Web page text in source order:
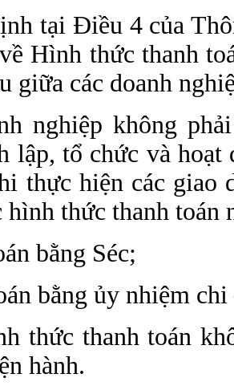
tại Điều 4 của
Hình thức thanh
giữa các doanh
nghiệp không
lập, tổ chức và
thực hiện các giao
hình thức thanh toán
bằng Séc;
bằng ủy nhiệm
thức thanh toán
hành.